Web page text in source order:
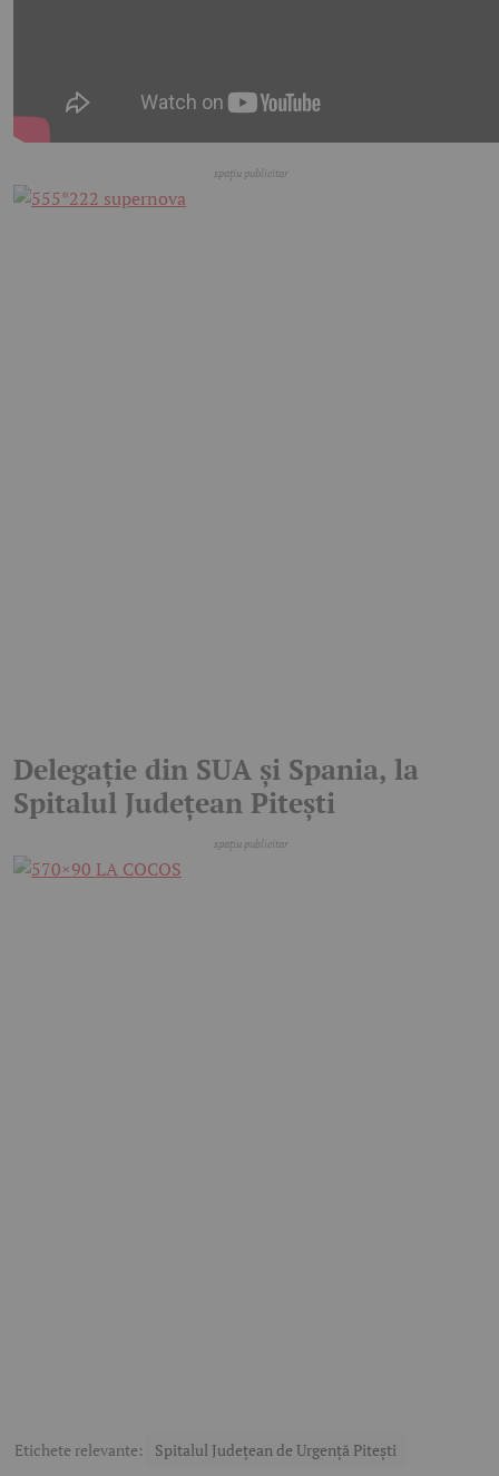
Delegație din SUA și Spania, la
Spitalul Județean Pitești
Etichete relevante: Spitalul Județean de Urgență Pitești